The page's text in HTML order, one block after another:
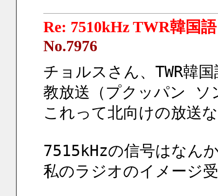
Re: 7510kHz TWR韓国語
No.7976
チョルスさん、TWR韓
教放送（プクッパン
これって北向けの放送
7515kHzの信号はなん
私のラジオのイメージ